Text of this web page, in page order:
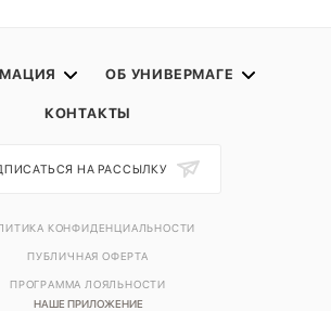
ОБ УНИВЕРМАГЕ
КОНТАКТЫ
НАШЕ ПРИЛОЖЕНИЕ
НА РАССЫЛКУ
КОНФИДЕНЦИАЛЬНОСТИ
ПУБЛИЧНАЯ ОФЕРТА
ПРОГРАММА ЛОЯЛЬНОСТИ